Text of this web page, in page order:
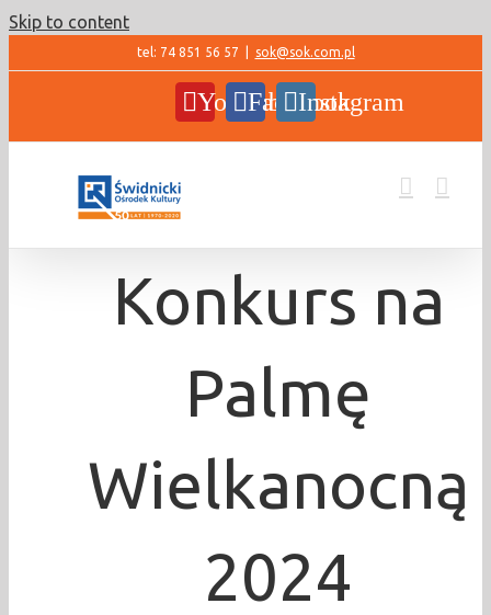
Skip to content
tel: 74 851 56 57 sok@sok.com.pl
YouTubeFacebookInstagram
Konkurs na
Palmę
Wielkanocną
2024